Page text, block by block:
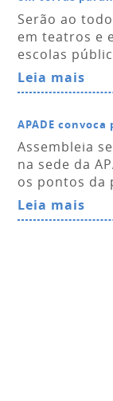
Serão ao
em teatros e
escolas
Leia mais
APADE
Assembleia
na sede da
os pontos da
Leia mais